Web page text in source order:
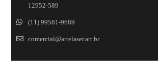
12952-589
(11) 99581-9689
comercial@artelaser.art.br